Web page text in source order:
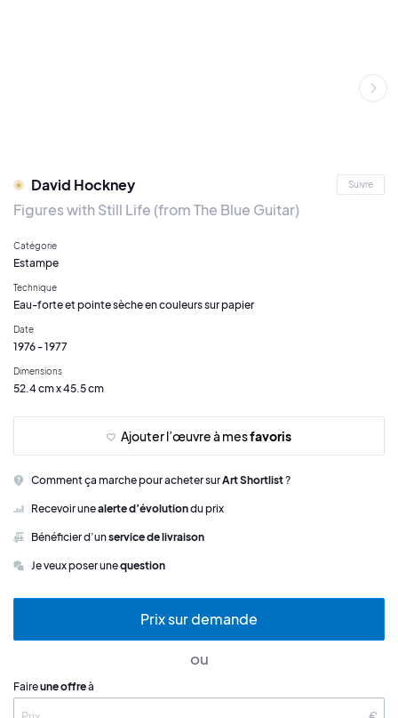
David Hockney Suivre
Figures with Still Life (from The Blue Guitar)
Catégorie
Estampe
Technique
Eau-forte et pointe sèche en couleurs sur papier
Date
1976 - 1977
Dimensions
52.4 cm x 45.5 cm
Ajouter l’œuvre à mesfavoris
Comment ça marche pour acheter surArt Shortlist?
Recevoir unealerte d’évolutiondu prix
Bénéficier d’unservice de livraison
Je veux poser unequestion
Prix sur demande
ou
Faireune offreà